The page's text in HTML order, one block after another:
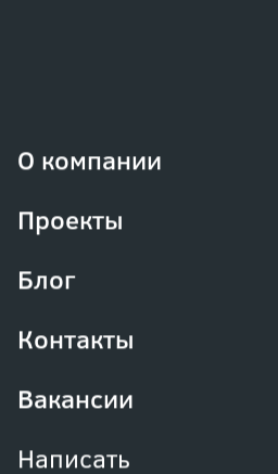
О компании
Проекты
Блог
Контакты
Вакансии
Написать